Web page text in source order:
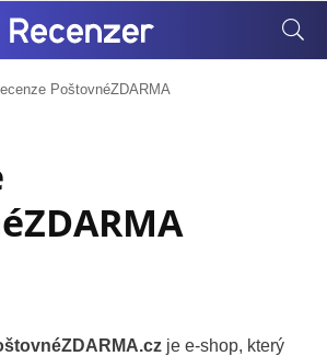
PoštovnéZDARMA
je e-shop, který